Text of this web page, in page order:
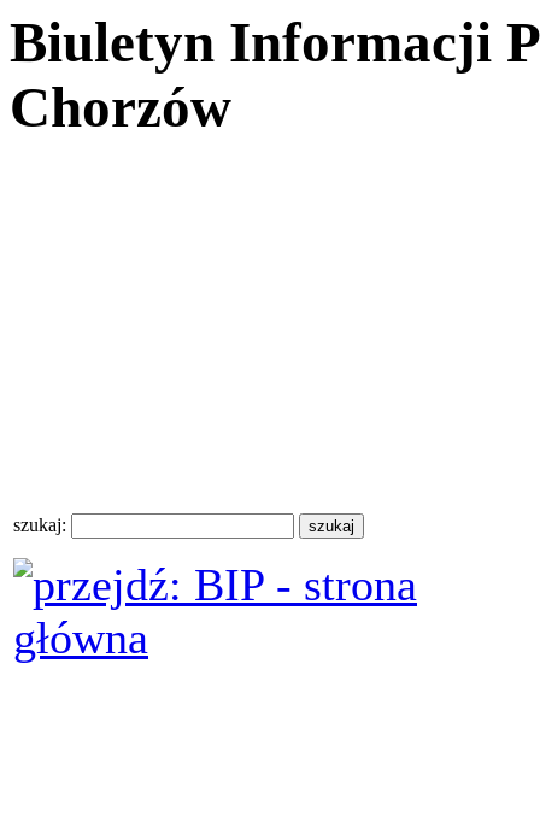
Biuletyn Informacji
Chorzów
szukaj: